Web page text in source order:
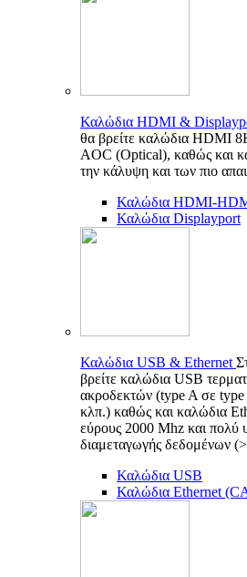
Καλώδια HDMI &
θα βρείτε καλώδια HDMI
AOC (Optical), καθώς και
την κάλυψη και των πιο
Καλώδια HDMI-
Καλώδια Displayport
Καλώδια USB & Ethernet
βρείτε καλώδια USB
ακροδεκτών (type A σε
κλπ.) καθώς και καλώδια
εύρους 2000 Mhz και πολύ
διαμεταγωγής δεδομένων
Καλώδια USB
Καλώδια Ethernet